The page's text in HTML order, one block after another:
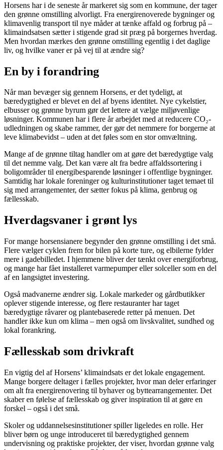
Horsens har i de seneste år markeret sig som en kommune, der tager
den grønne omstilling alvorligt. Fra energirenoverede bygninger og
klimavenlig transport til nye måder at tænke affald og forbrug på –
klimaindsatsen sætter i stigende grad sit præg på borgernes hverdag.
Men hvordan mærkes den grønne omstilling egentlig i det daglige
liv, og hvilke vaner er på vej til at ændre sig?
En by i forandring
Når man bevæger sig gennem Horsens, er det tydeligt, at
bæredygtighed er blevet en del af byens identitet. Nye cykelstier,
elbusser og grønne byrum gør det lettere at vælge miljøvenlige
løsninger. Kommunen har i flere år arbejdet med at reducere CO₂-
udledningen og skabe rammer, der gør det nemmere for borgerne at
leve klimabevidst – uden at det føles som en stor omvæltning.
Mange af de grønne tiltag handler om at gøre det bæredygtige valg
til det nemme valg. Det kan være alt fra bedre affaldssortering i
boligområder til energibesparende løsninger i offentlige bygninger.
Samtidig har lokale foreninger og kulturinstitutioner taget temaet til
sig med arrangementer, der sætter fokus på klima, genbrug og
fællesskab.
Hverdagsvaner i grønt lys
For mange horsensianere begynder den grønne omstilling i det små.
Flere vælger cyklen frem for bilen på korte ture, og elbilerne fylder
mere i gadebilledet. I hjemmene bliver der tænkt over energiforbrug,
og mange har fået installeret varmepumper eller solceller som en del
af en langsigtet investering.
Også madvanerne ændrer sig. Lokale markeder og gårdbutikker
oplever stigende interesse, og flere restauranter har taget
bæredygtige råvarer og plantebaserede retter på menuen. Det
handler ikke kun om klima – men også om livskvalitet, sundhed og
lokal forankring.
Fællesskab som drivkraft
En vigtig del af Horsens’ klimaindsats er det lokale engagement.
Mange borgere deltager i fælles projekter, hvor man deler erfaringer
om alt fra energirenovering til byhaver og byttearrangementer. Det
skaber en følelse af fællesskab og giver inspiration til at gøre en
forskel – også i det små.
Skoler og uddannelsesinstitutioner spiller ligeledes en rolle. Her
bliver børn og unge introduceret til bæredygtighed gennem
undervisning og praktiske projekter, der viser, hvordan grønne valg